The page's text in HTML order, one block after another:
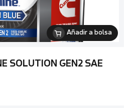
Añadir a bolsa
SOLUTION GEN2 SAE